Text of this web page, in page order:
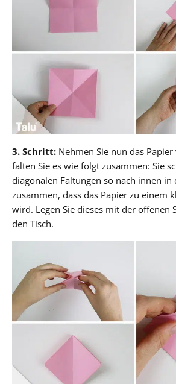
3. Schritt: Nehmen Sie nun das
falten Sie es wie folgt zusammen: Sie
diagonalen Faltungen so nach innen in
zusammen, dass das Papier zu einem
wird. Legen Sie dieses mit der offenen
den Tisch.